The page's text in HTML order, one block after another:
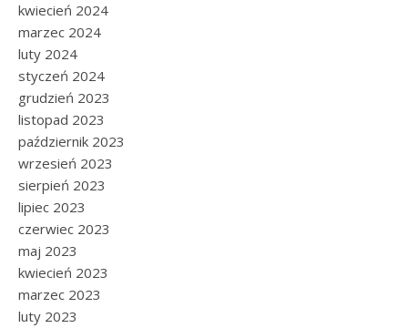
kwiecień 2024
marzec 2024
luty 2024
styczeń 2024
grudzień 2023
listopad 2023
październik 2023
wrzesień 2023
sierpień 2023
lipiec 2023
czerwiec 2023
maj 2023
kwiecień 2023
marzec 2023
luty 2023